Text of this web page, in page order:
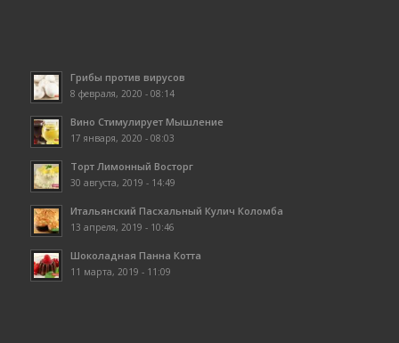
Грибы против вирусов
8 февраля, 2020 - 08:14
Вино Стимулирует Мышление
17 января, 2020 - 08:03
Торт Лимонный Восторг
30 августа, 2019 - 14:49
Итальянский Пасхальный Кулич Коломба
13 апреля, 2019 - 10:46
Шоколадная Панна Котта
11 марта, 2019 - 11:09